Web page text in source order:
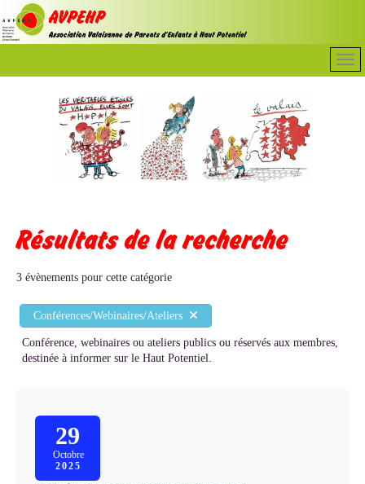
Résultats de la recherche
3 évènements pour cette catégorie
Conférences/Webinaires/Ateliers
Conférence, webinaires ou ateliers publics ou réservés aux membres,
destinée à informer sur le Haut Potentiel.
29
Octobre
2025